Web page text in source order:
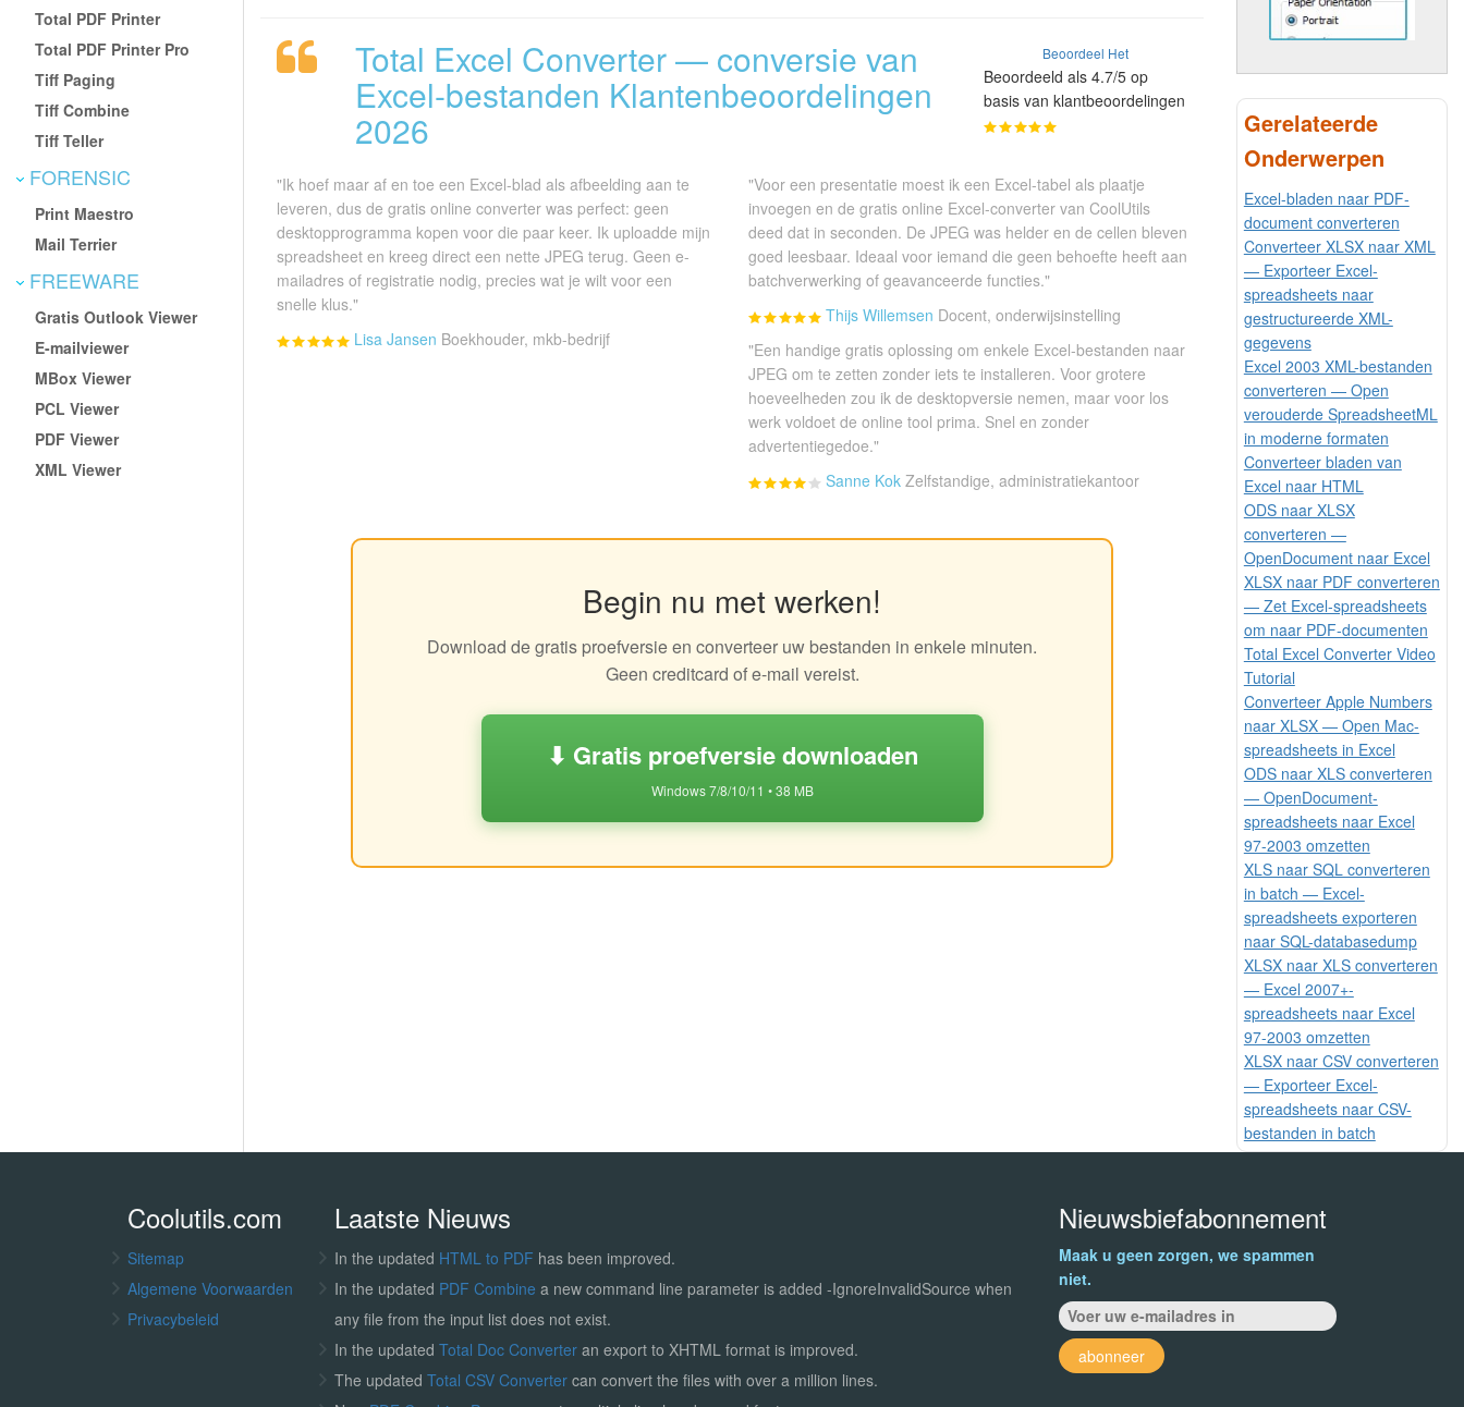
Total PDF Printer
Total PDF Printer Pro
Tiff Paging
Tiff Combine
Tiff Teller
FORENSIC
Print Maestro
Mail Terrier
FREEWARE
Gratis Outlook Viewer
E-mailviewer
MBox Viewer
PCL Viewer
PDF Viewer
XML Viewer
Total Excel Converter — conversie van
Excel-bestanden Klantenbeoordelingen
2026
Beoordeel Het
Beoordeeld als 4.7/5 op
basis van klantbeoordelingen
"Ik hoef maar af en toe een Excel-blad als afbeelding aan te
leveren, dus de gratis online converter was perfect: geen
desktopprogramma kopen voor die paar keer. Ik uploadde mijn
spreadsheet en kreeg direct een nette JPEG terug. Geen e-
mailadres of registratie nodig, precies wat je wilt voor een
snelle klus."
Lisa Jansen Boekhouder, mkb-bedrijf
"Voor een presentatie moest ik een Excel-tabel als plaatje
invoegen en de gratis online Excel-converter van CoolUtils
deed dat in seconden. De JPEG was helder en de cellen bleven
goed leesbaar. Ideaal voor iemand die geen behoefte heeft aan
batchverwerking of geavanceerde functies."
Thijs Willemsen Docent, onderwijsinstelling
"Een handige gratis oplossing om enkele Excel-bestanden naar
JPEG om te zetten zonder iets te installeren. Voor grotere
hoeveelheden zou ik de desktopversie nemen, maar voor los
werk voldoet de online tool prima. Snel en zonder
advertentiegedoe."
Sanne Kok Zelfstandige, administratiekantoor
Begin nu met werken!
Download de gratis proefversie en converteer uw bestanden in enkele minuten.
Geen creditcard of e-mail vereist.
⬇ Gratis proefversie downloaden
Windows 7/8/10/11 • 38 MB
Gerelateerde
Onderwerpen
Excel-bladen naar PDF-
document converteren
Converteer XLSX naar XML
— Exporteer Excel-
spreadsheets naar
gestructureerde XML-
gegevens
Excel 2003 XML-bestanden
converteren — Open
verouderde SpreadsheetML
in moderne formaten
Converteer bladen van
Excel naar HTML
ODS naar XLSX
converteren —
OpenDocument naar Excel
XLSX naar PDF converteren
— Zet Excel-spreadsheets
om naar PDF-documenten
Total Excel Converter Video
Tutorial
Converteer Apple Numbers
naar XLSX — Open Mac-
spreadsheets in Excel
ODS naar XLS converteren
— OpenDocument-
spreadsheets naar Excel
97-2003 omzetten
XLS naar SQL converteren
in batch — Excel-
spreadsheets exporteren
naar SQL-databasedump
XLSX naar XLS converteren
— Excel 2007+-
spreadsheets naar Excel
97-2003 omzetten
XLSX naar CSV converteren
— Exporteer Excel-
spreadsheets naar CSV-
bestanden in batch
Coolutils.com
Sitemap
Algemene Voorwaarden
Privacybeleid
Laatste Nieuws
In the updated HTML to PDF has been improved.
In the updated PDF Combine a new command line parameter is added -IgnoreInvalidSource when
any file from the input list does not exist.
In the updated Total Doc Converter an export to XHTML format is improved.
The updated Total CSV Converter can convert the files with over a million lines.
Nieuwsbiefabonnement
Maak u geen zorgen, we spammen
niet.
abonneer